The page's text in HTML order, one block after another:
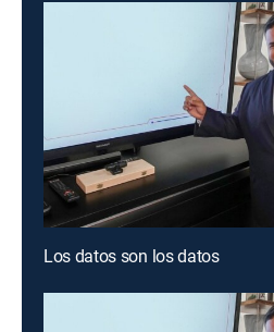
Los datos son los datos